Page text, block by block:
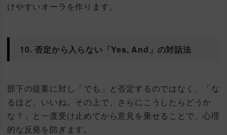
けやすいオーラを作ります。
10. 否定から入らない「Yes, And」の対話法
部下の提案に対し「でも」と否定するのではなく、「な
るほど、いいね。その上で、さらにこうしたらどうか
な？」と一度受け止めてから意見を乗せることで、心理
的な反発を防ぎます。